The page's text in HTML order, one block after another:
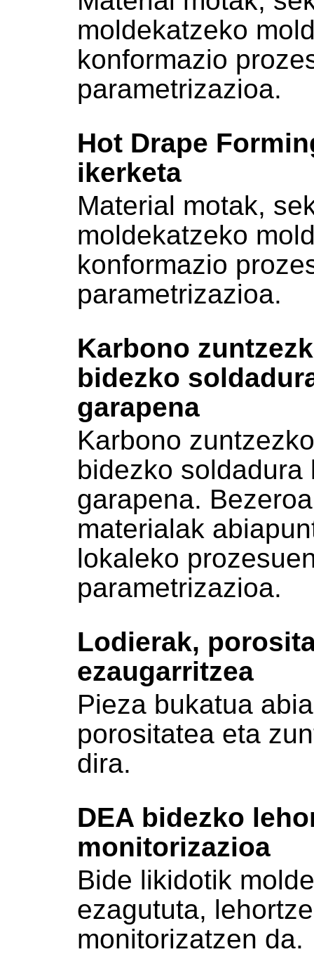
moldekatzeko
konformazio
parametrizazioa.
Hot Drape
ikerketa
Material motak,
moldekatzeko
konformazio
parametrizazioa.
Karbono
bidezko
garapena
Karbono
bidezko
garapena.
materialak
lokaleko
parametrizazioa.
Lodierak,
ezaugarritzea
Pieza bukatua
porositatea eta
dira.
DEA bidezko
monitorizazioa
Bide likidotik
ezagututa,
monitorizatzen da.